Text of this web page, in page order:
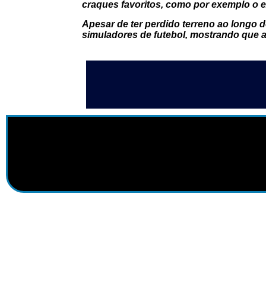
craques favoritos, como por exemplo o
Apesar de ter perdido terreno ao longo
simuladores de futebol, mostrando que